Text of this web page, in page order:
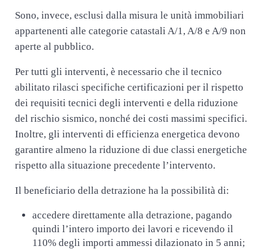
Sono, invece, esclusi dalla misura le unità immobiliari
appartenenti alle categorie catastali A/1, A/8 e A/9 non
aperte al pubblico.
Per tutti gli interventi, è necessario che il tecnico
abilitato rilasci specifiche certificazioni per il rispetto
dei requisiti tecnici degli interventi e della riduzione
del rischio sismico, nonché dei costi massimi specifici.
Inoltre, gli interventi di efficienza energetica devono
garantire almeno la riduzione di due classi energetiche
rispetto alla situazione precedente l’intervento.
Il beneficiario della detrazione ha la possibilità di:
accedere direttamente alla detrazione, pagando
quindi l’intero importo dei lavori e ricevendo il
110% degli importi ammessi dilazionato in 5 anni;